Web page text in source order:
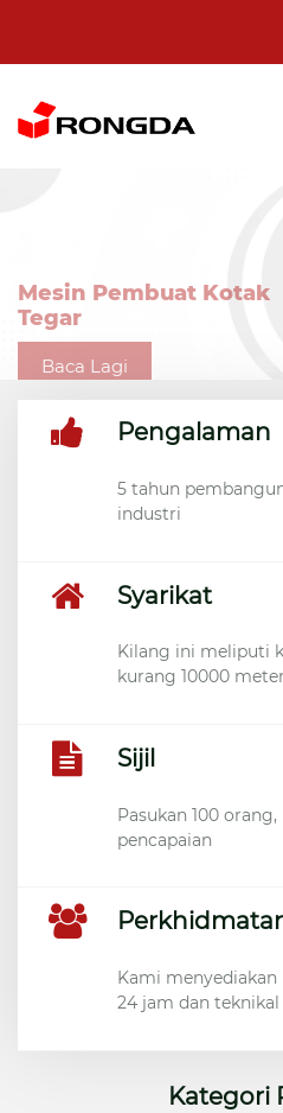
Baca Lagi
Pengalaman
5 tahun
industri
Syarikat
Kilang ini meliputi
kurang 10000
Sijil
Pasukan 100
pencapaian
Kami
24 jam dan
Kategori